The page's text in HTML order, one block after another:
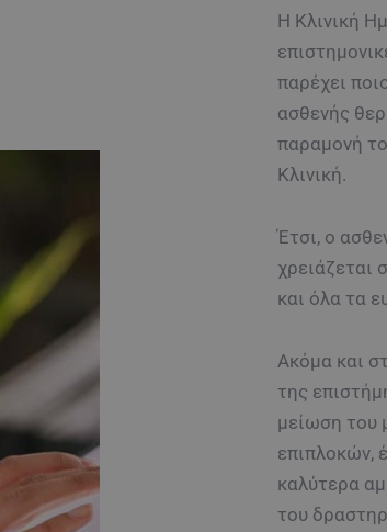
Η Κλινική
παρέχει
ασθενής
παραμονή
Κλινική.
Έτσι, ο
χρειάζεται
και όλα τα
Ακόμα και
της
μείωση του
επιπλοκών,
καλύτερα
του